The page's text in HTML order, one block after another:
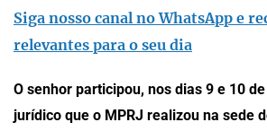
Siga nosso canal no WhatsApp e
relevantes para o seu dia
O senhor participou, nos dias 9 e 10
jurídico que o MPRJ realizou na sede